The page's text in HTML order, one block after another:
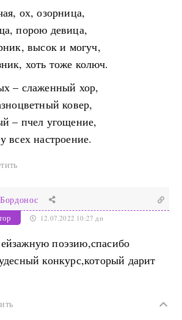
ох, озорница,
порою девица,
высок и могуч,
хоть тоже колюч.
– слаженный хор,
ковер,
– пчел угощение,
всех настроение.
12.07.2022 10:27 дп
поэзию,спасибо
конкурс,который дарит